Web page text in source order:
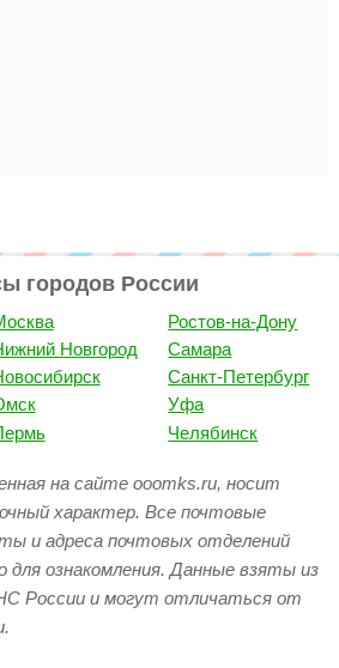
городов России
Новгород
Ростов-на-Дону
Самара
Санкт-Петербург
Уфа
Челябинск
на сайте ooomks.ru, носит
характер. Все почтовые
и адреса почтовых отделений
для ознакомления. Данные взяты из
России и могут отличаться от